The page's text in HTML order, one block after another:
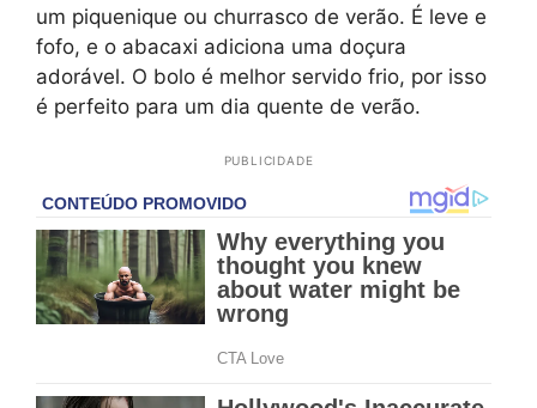
um piquenique ou churrasco de verão. É leve e
fofo, e o abacaxi adiciona uma doçura
adorável. O bolo é melhor servido frio, por isso
é perfeito para um dia quente de verão.
PUBLICIDADE